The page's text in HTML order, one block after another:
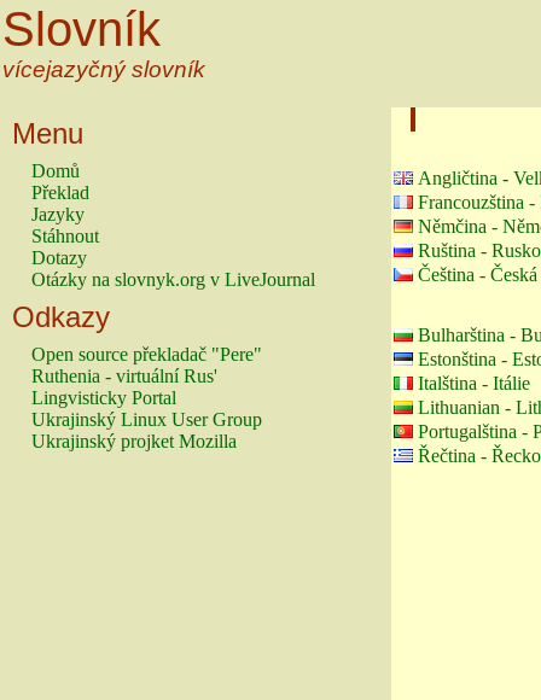
Slovník
vícejazyčný slovník
Menu
Domů
Překlad
Jazyky
Stáhnout
Dotazy
Otázky na slovnyk.org v LiveJournal
Odkazy
Open source překladač "Pere"
Ruthenia - virtuální Rus'
Lingvisticky Portal
Ukrajinský Linux User Group
Ukrajinský projket Mozilla
Angličtina -
Francouzština -
Němčina -
Ruština - Rusko
Čeština -
Bulharština -
Estonština -
Italština - Itálie
Lithuanian -
Portugalština -
Řečtina - Řecko